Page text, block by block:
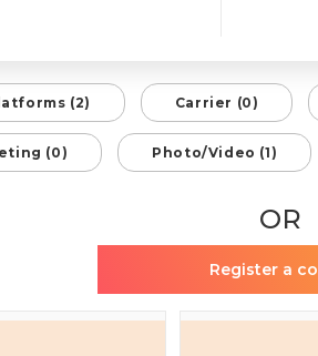
(2) Carrier (0)
(0) Photo/Video (1)
OR
Register a